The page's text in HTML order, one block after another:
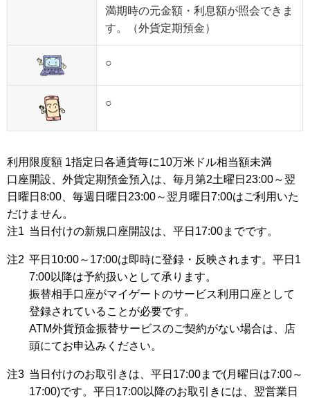
満期時の元金額・利息額が照会できま
す。（外貨定期預金）
○
○
利用限度額 1指定日各通貨毎に10万米ドル相当額未満
口座開設、外貨定期預金預入は、毎月第2土曜日23:00～翌
日曜日8:00、毎週日曜日23:00～翌月曜日7:00はご利用いた
だけません。
注1 当日付けの新規口座開設は、平日17:00までです。
注2 平日10:00～17:00は即時に登録・反映されます。平日1
7:00以降は予約扱いとして承ります。
振替相手口座がマイゲートのサービス利用口座として
登録されていることが必要です。
ATM外貨預金振替サービスのご契約がない場合は、店
頭にてお申込みください。
注3 当日付けのお取引きは、平日17:00まで(月曜日は7:00～
17:00)です。平日17:00以降のお取引きには、翌営業日